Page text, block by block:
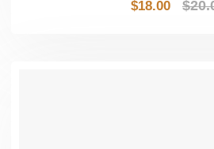
$
$18.00